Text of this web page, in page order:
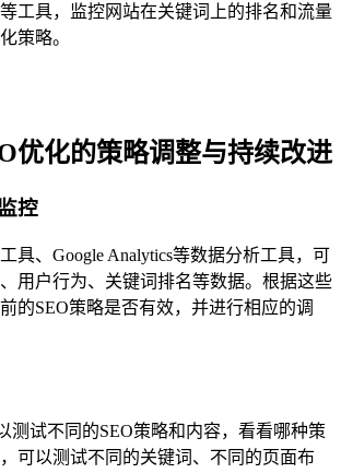
工具，监控网站在关键词上的排名和流量
策略。
优化的策略调整与持续改进
控
具、Google Analytics等数据分析工具，可
用户行为、关键词排名等数据。根据这些
的SEO策略是否有效，并进行相应的调
测试不同的SEO策略和内容，看看哪种策
可以测试不同的关键词、不同的页面布